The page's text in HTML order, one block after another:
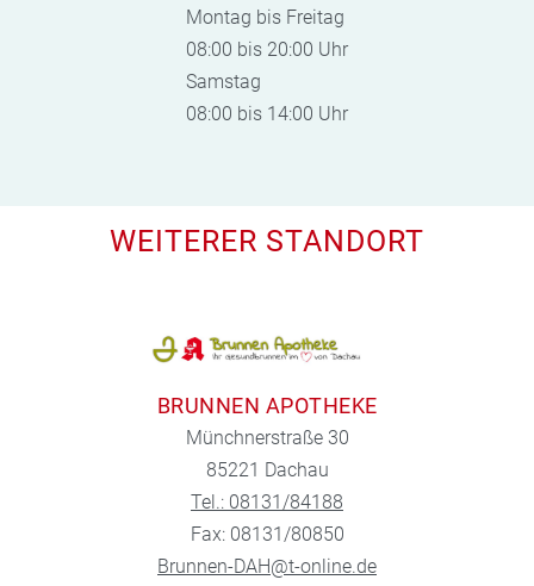
Montag bis Freitag
08:00 bis 20:00 Uhr
Samstag
08:00 bis 14:00 Uhr
WEITERER STANDORT
BRUNNEN APOTHEKE
Münchnerstraße 30
85221 Dachau
Tel.: 08131/84188
Fax: 08131/80850
Brunnen-DAH@t-online.de